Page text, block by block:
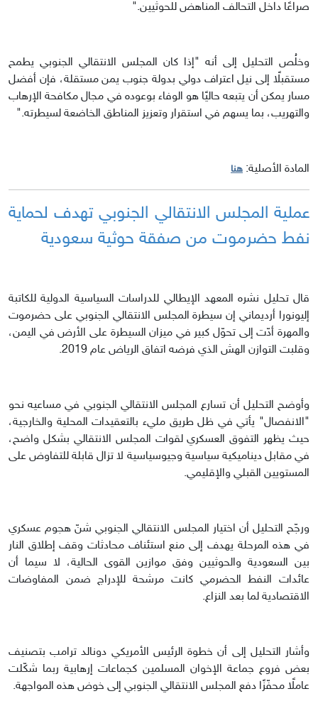
صراعًا داخل التحالف المناهض للحوثيين."
وخلُص التحليل إلى أنه "إذا كان المجلس الانتقالي الجنوبي يطمح
مستقبلًا إلى نيل اعتراف دولي بدولة جنوب يمن مستقلة، فإن أفضل
مسار يمكن أن يتبعه حاليًا هو الوفاء بوعوده في مجال مكافحة الإرهاب
والتهريب، بما يسهم في استقرار وتعزيز المناطق الخاضعة لسيطرته."
المادة الأصلية: هنا
عملية المجلس الانتقالي الجنوبي تهدف لحماية
نفط حضرموت من صفقة حوثية سعودية
قال تحليل نشره المعهد الإيطالي للدراسات السياسية الدولية للكاتبة
إليونورا أرديماني إن سيطرة المجلس الانتقالي الجنوبي على حضرموت
والمهرة أدّت إلى تحوّل كبير في ميزان السيطرة على الأرض في اليمن،
وقلبت التوازن الهش الذي فرضه اتفاق الرياض عام 2019.
وأوضح التحليل أن تسارع المجلس الانتقالي الجنوبي في مساعيه نحو
"الانفصال" يأتي في ظل طريق مليء بالتعقيدات المحلية والخارجية،
حيث يظهر التفوق العسكري لقوات المجلس الانتقالي بشكل واضح،
في مقابل ديناميكية سياسية وجيوسياسية لا تزال قابلة للتفاوض على
المستويين القبلي والإقليمي.
ورجّح التحليل أن اختيار المجلس الانتقالي الجنوبي شنّ هجوم عسكري
في هذه المرحلة يهدف إلى منع استئناف محادثات وقف إطلاق النار
بين السعودية والحوثيين وفق موازين القوى الحالية، لا سيما أن
عائدات النفط الحضرمي كانت مرشحة للإدراج ضمن المفاوضات
الاقتصادية لما بعد النزاع.
وأشار التحليل إلى أن خطوة الرئيس الأمريكي دونالد ترامب بتصنيف
بعض فروع جماعة الإخوان المسلمين كجماعات إرهابية ربما شكّلت
عاملًا محفّزًا دفع المجلس الانتقالي الجنوبي إلى خوض هذه المواجهة.